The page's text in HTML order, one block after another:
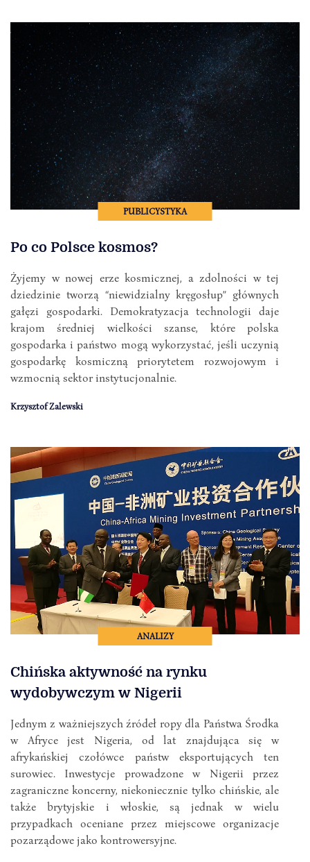
PUBLICYSTYKA
Po co Polsce kosmos?
Żyjemy w nowej erze kosmicznej, a zdolności w tej
dziedzinie tworzą “niewidzialny kręgosłup” głównych
gałęzi gospodarki. Demokratyzacja technologii daje
krajom średniej wielkości szanse, które polska
gospodarka i państwo mogą wykorzystać, jeśli uczynią
gospodarkę kosmiczną priorytetem rozwojowym i
wzmocnią sektor instytucjonalnie.
Krzysztof Zalewski
ANALIZY
Chińska aktywność na rynku
wydobywczym w Nigerii
Jednym z ważniejszych źródeł ropy dla Państwa Środka
w Afryce jest Nigeria, od lat znajdująca się w
afrykańskiej czołówce państw eksportujących ten
surowiec. Inwestycje prowadzone w Nigerii przez
zagraniczne koncerny, niekoniecznie tylko chińskie, ale
także brytyjskie i włoskie, są jednak w wielu
przypadkach oceniane przez miejscowe organizacje
pozarządowe jako kontrowersyjne.